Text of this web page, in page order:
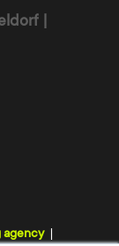
|
agency